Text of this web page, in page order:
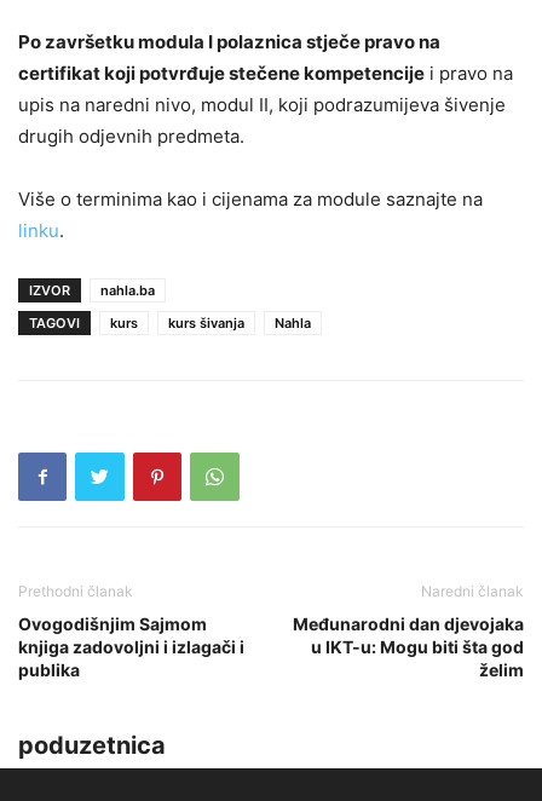
Po završetku modula I polaznica stječe pravo na
certifikat koji potvrđuje stečene kompetencije i pravo na
upis na naredni nivo, modul II, koji podrazumijeva šivenje
drugih odjevnih predmeta.
Više o terminima kao i cijenama za module saznajte na
linku.
IZVOR
nahla.ba
TAGOVI
kurs kurs šivanja Nahla
Prethodni članak
Ovogodišnjim Sajmom
knjiga zadovoljni i izlagači i
publika
Naredni članak
Međunarodni dan djevojaka
u IKT-u: Mogu biti šta god
želim
poduzetnica